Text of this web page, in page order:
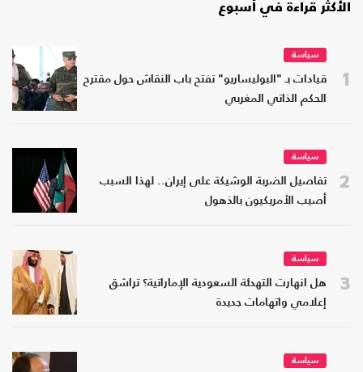
الأكثر قراءة في أسبوع
1
سياسة
قيادات بـ "البوليساريو" تفتح باب النقاش حول مقترح
الحكم الذاتي المغربي
2
سياسة
تفاصيل الضربة الوشيكة على إيران.. لهذا السبب
أصيب الأمريكيون بالذهول
3
سياسة
هل انهارت التهدئة السعودية الإماراتية؟ تراشق
إعلامي واتهامات جديدة
سياسة